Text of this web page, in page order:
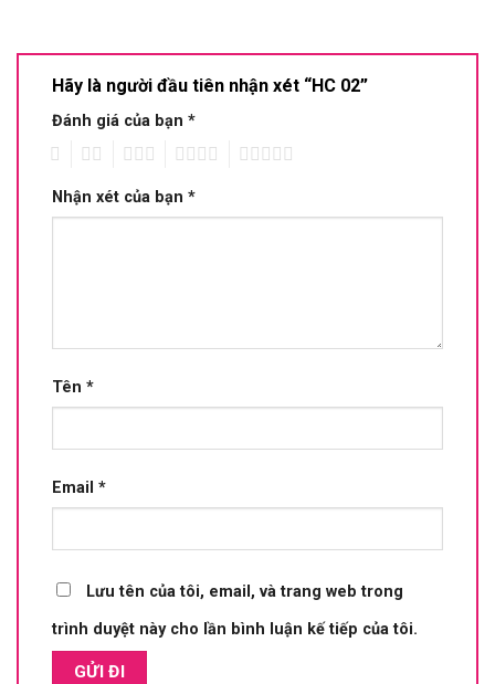
Hãy là người đầu tiên nhận xét “HC 02”
Đánh giá của bạn *
Nhận xét của bạn *
Tên *
Email *
Lưu tên của tôi, email, và trang web trong
trình duyệt này cho lần bình luận kế tiếp của tôi.